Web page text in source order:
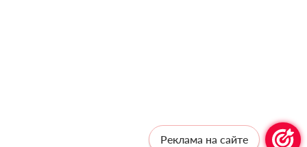
Реклама на сайте